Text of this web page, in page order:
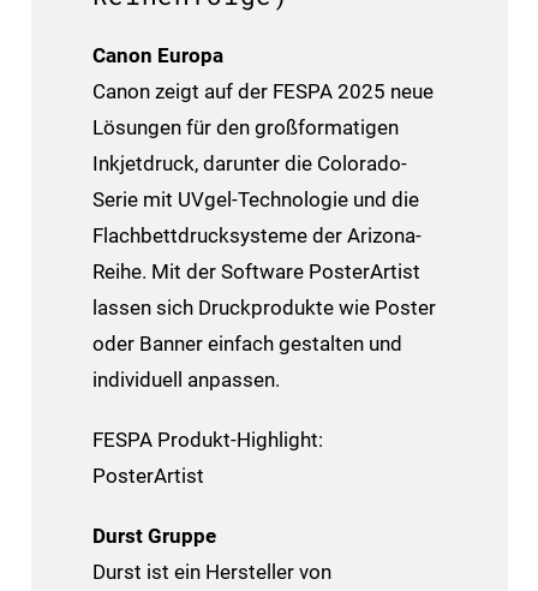
Canon Europa
Canon zeigt auf der FESPA 2025 neue
Lösungen für den großformatigen
Inkjetdruck, darunter die Colorado-
Serie mit UVgel-Technologie und die
Flachbettdrucksysteme der Arizona-
Reihe. Mit der Software PosterArtist
lassen sich Druckprodukte wie Poster
oder Banner einfach gestalten und
individuell anpassen.
FESPA Produkt-Highlight:
PosterArtist
Durst Gruppe
Durst ist ein Hersteller von